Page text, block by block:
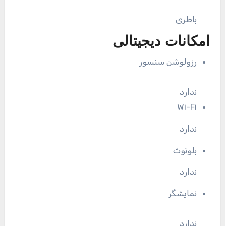
باطری
امکانات دیجیتالی
رزولوشن سنسور
ندارد
Wi-Fi
ندارد
بلوتوث
ندارد
نمایشگر
ندارد